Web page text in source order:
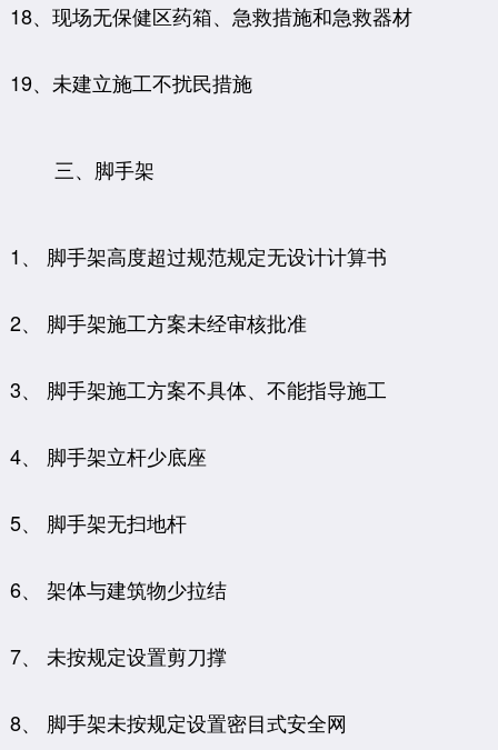
18、现场无保健区药箱、急救措施和急救器材
19、未建立施工不扰民措施
三、脚手架
1、 脚手架高度超过规范规定无设计计算书
2、 脚手架施工方案未经审核批准
3、 脚手架施工方案不具体、不能指导施工
4、 脚手架立杆少底座
5、 脚手架无扫地杆
6、 架体与建筑物少拉结
7、 未按规定设置剪刀撑
8、 脚手架未按规定设置密目式安全网